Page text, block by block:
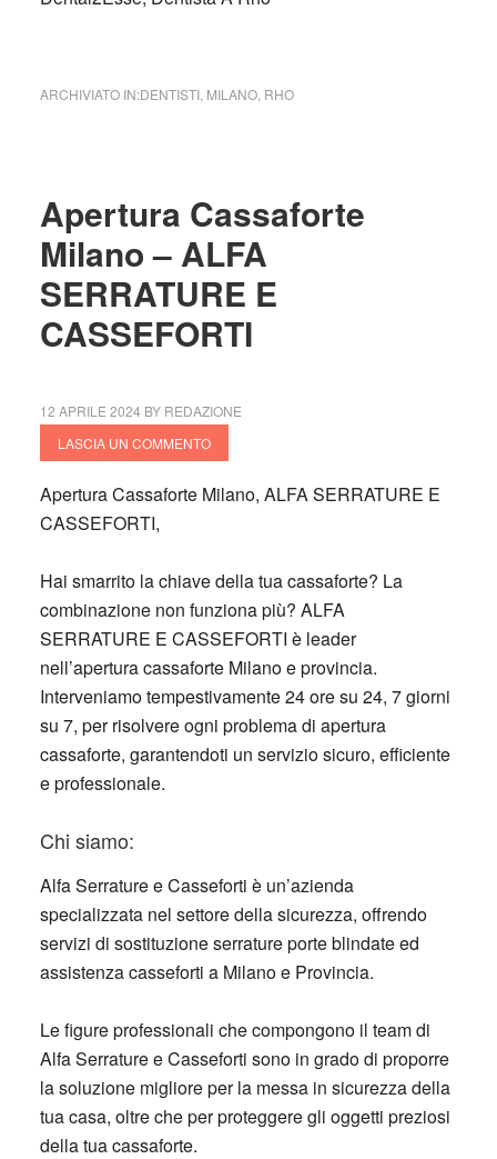
ARCHIVIATO IN:DENTISTI, MILANO, RHO
Apertura Cassaforte
Milano – ALFA
SERRATURE E
CASSEFORTI
12 APRILE 2024 BY REDAZIONE
LASCIA UN COMMENTO
Apertura Cassaforte Milano, ALFA SERRATURE E
CASSEFORTI,
Hai smarrito la chiave della tua cassaforte? La
combinazione non funziona più? ALFA
SERRATURE E CASSEFORTI è leader
nell’apertura cassaforte Milano e provincia.
Interveniamo tempestivamente 24 ore su 24, 7 giorni
su 7, per risolvere ogni problema di apertura
cassaforte, garantendoti un servizio sicuro, efficiente
e professionale.
Chi siamo:
Alfa Serrature e Casseforti è un’azienda
specializzata nel settore della sicurezza, offrendo
servizi di sostituzione serrature porte blindate ed
assistenza casseforti a Milano e Provincia.
Le figure professionali che compongono il team di
Alfa Serrature e Casseforti sono in grado di proporre
la soluzione migliore per la messa in sicurezza della
tua casa, oltre che per proteggere gli oggetti preziosi
della tua cassaforte.